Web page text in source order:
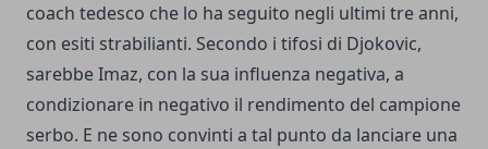
coach tedesco che lo ha seguito negli ultimi tre anni,
con esiti strabilianti. Secondo i tifosi di Djokovic,
sarebbe Imaz, con la sua influenza negativa, a
condizionare in negativo il rendimento del campione
serbo. E ne sono convinti a tal punto da lanciare una